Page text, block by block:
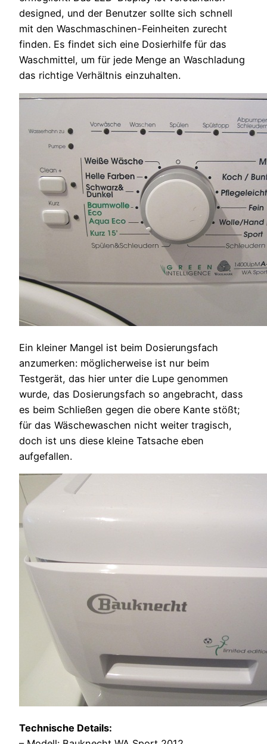
designed, und der Benutzer sollte sich schnell
mit den Waschmaschinen-Feinheiten zurecht
finden. Es findet sich eine Dosierhilfe für das
Waschmittel, um für jede Menge an Waschladung
das richtige Verhältnis einzuhalten.
Ein kleiner Mangel ist beim Dosierungsfach
anzumerken: möglicherweise ist nur beim
Testgerät, das hier unter die Lupe genommen
wurde, das Dosierungsfach so angebracht, dass
es beim Schließen gegen die obere Kante stößt;
für das Wäschewaschen nicht weiter tragisch,
doch ist uns diese kleine Tatsache eben
aufgefallen.
Technische Details: